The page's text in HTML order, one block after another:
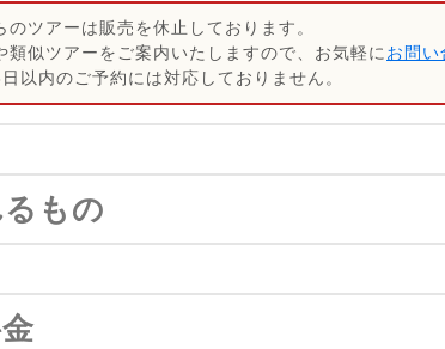
のツアーは販売を休止しております。
類似ツアーをご案内いたしますので、お気軽にお問い
以内のご予約には対応しておりません。
もの